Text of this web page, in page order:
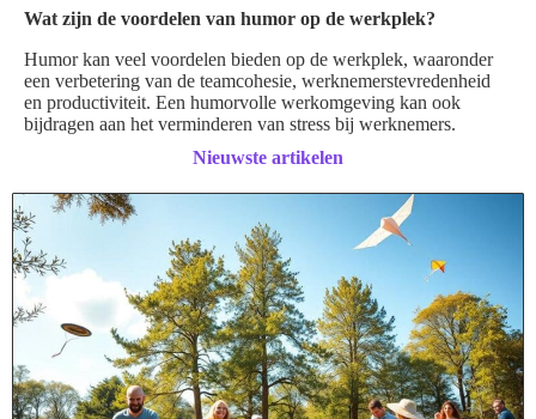
Wat zijn de voordelen van humor op de werkplek?
Humor kan veel voordelen bieden op de werkplek, waaronder
een verbetering van de teamcohesie, werknemerstevredenheid
en productiviteit. Een humorvolle werkomgeving kan ook
bijdragen aan het verminderen van stress bij werknemers.
Nieuwste artikelen